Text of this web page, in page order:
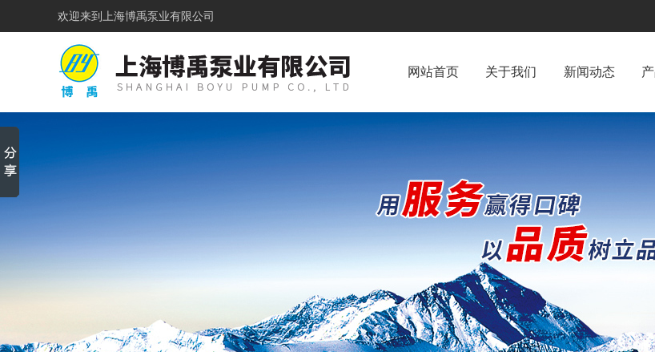
欢迎来到 上海博禹泵业有限公司
网站首页 关于我们 新闻动态